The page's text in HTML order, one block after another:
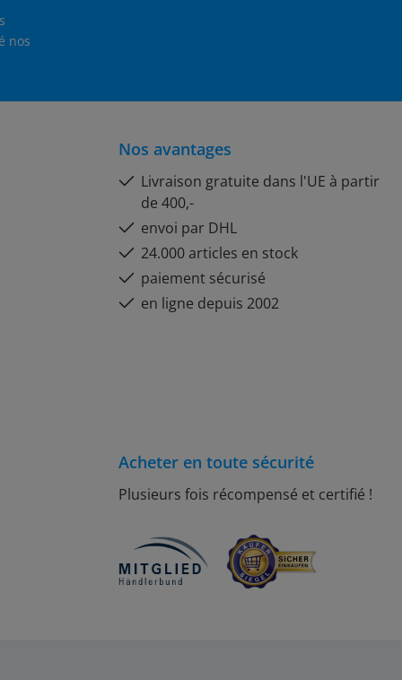
Nos avantages
Livraison gratuite dans l'UE à partir
de 400,-
envoi par DHL
24.000 articles en stock
paiement sécurisé
en ligne depuis 2002
Acheter en toute sécurité
Plusieurs fois récompensé et certifié !